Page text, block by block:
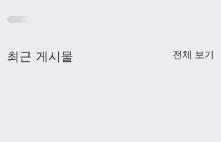
최근 게시물 전체 보기